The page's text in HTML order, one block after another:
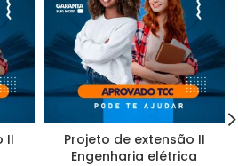
II
Projeto de extensão II
Engenharia elétrica